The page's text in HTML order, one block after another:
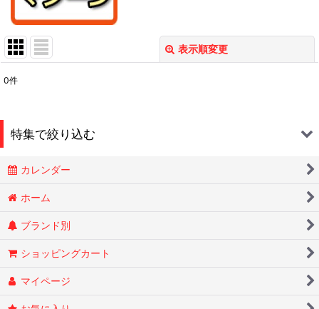
表示順変更
0件
特集で絞り込む
ESSENZE
カレンダー
ホーム
ブランド別
ショッピングカート
マイページ